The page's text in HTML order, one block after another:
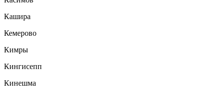
Кашира
Кемерово
Кимры
Кингисепп
Кинешма